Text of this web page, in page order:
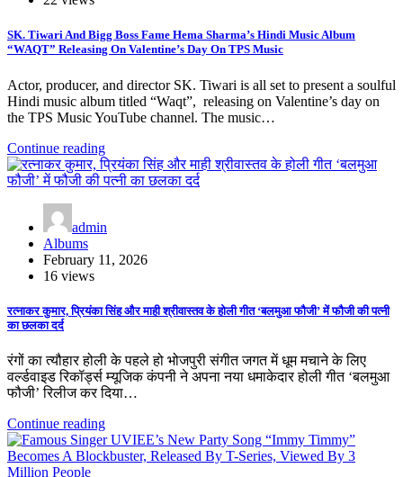
SK. Tiwari And Bigg Boss Fame Hema Sharma’s Hindi Music Album
“WAQT” Releasing On Valentine’s Day On TPS Music
Actor, producer, and director SK. Tiwari is all set to present a soulful
Hindi music album titled “Waqt”, releasing on Valentine’s day on
the TPS Music YouTube channel. The music…
Continue reading
admin
Albums
February 11, 2026
16 views
रत्नाकर कुमार, प्रियंका सिंह और माही श्रीवास्तव के होली गीत ‘बलमुआ फौजी’ में फौजी की पत्नी
का छलका दर्द
रंगों का त्यौहार होली के पहले हो भोजपुरी संगीत जगत में धूम मचाने के लिए
वर्ल्डवाइड रिकॉर्ड्स म्यूजिक कंपनी ने अपना नया धमाकेदार होली गीत ‘बलमुआ
फौजी’ रिलीज कर दिया…
Continue reading